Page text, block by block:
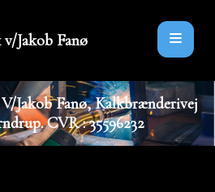
v/Jakob Fanø
V/Jakob Fanø, Kalkbrænderivej
CVR : 35596232